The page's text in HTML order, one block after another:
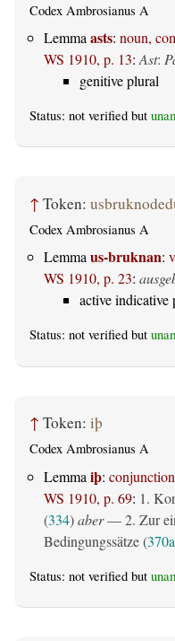
Codex Ambrosianus A
Lemma asts: noun,
WS 1910, p. 13: Ast:
genitive plural
Status: not verified but
↑ Token:
Codex Ambrosianus A
Lemmaus-bruknan:
WS 1910, p. 23:
active indicative
Status: not verified but
↑ Token: iþ
Codex Ambrosianus A
Lemma iþ: conjunction
WS 1910, p. 69: 1.
(334)aber— 2. Zur
Bedingungssätze (370a
Status: not verified but